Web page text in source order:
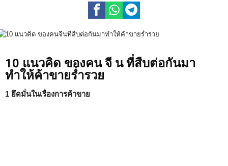
10 แนวคิด ของคน จี น ที่สืบต่อกันมา
ทำให้ค้าขายร่ำรวย
1 ยึดมั่นในเรื่องการค้าขาย